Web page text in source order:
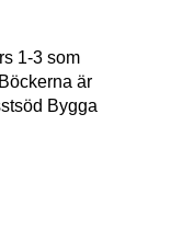
1-3 som
är
Bygga